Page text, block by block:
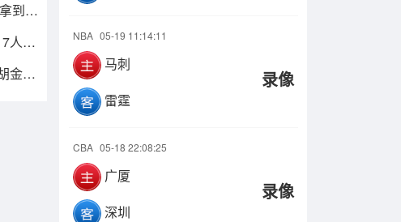
到赛
人及
金秋
NBA 05-19 11:14:11
马刺
雷霆
录像
CBA 05-18 22:08:25
广厦
深圳
录像